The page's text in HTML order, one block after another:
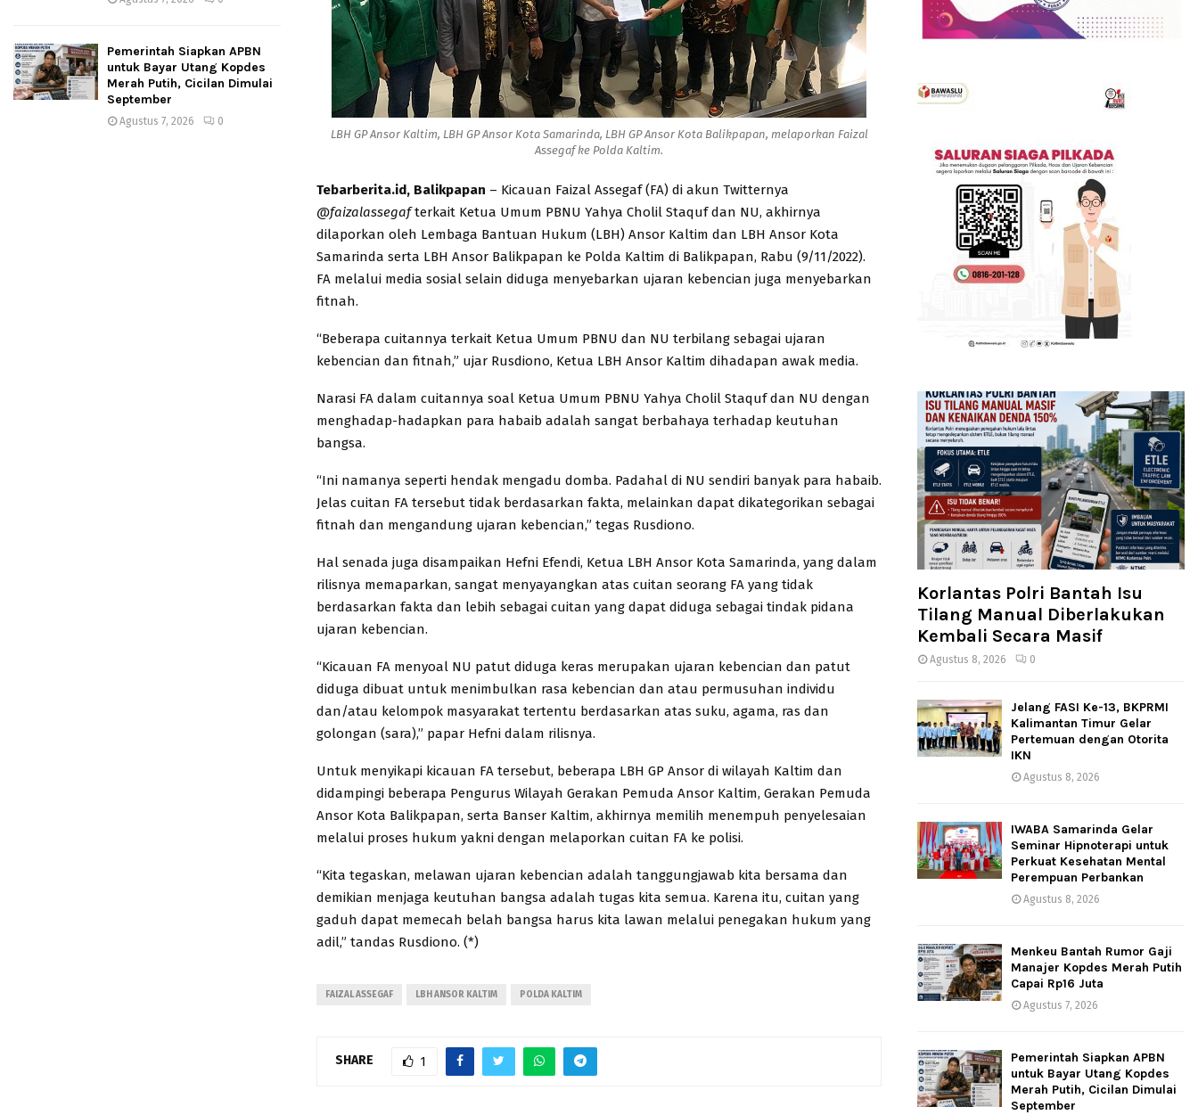
LBH GP Ansor Kaltim, LBH GP Ansor Kota Samarinda, LBH GP Ansor Kota Balikpapan, melaporkan Faizal
Assegaf ke Polda Kaltim.
Tebarberita.id, Balikpapan – Kicauan Faizal Assegaf (FA) di akun Twitternya
@faizalassegafterkait Ketua Umum PBNU Yahya Cholil Staquf dan NU, akhirnya
dilaporkan oleh Lembaga Bantuan Hukum (LBH) Ansor Kaltim dan LBH Ansor Kota
Samarinda serta LBH Ansor Balikpapan ke Polda Kaltim di Balikpapan, Rabu (9/11/2022).
FA melalui media sosial selain diduga menyebarkan ujaran kebencian juga menyebarkan
fitnah.
“Beberapa cuitannya terkait Ketua Umum PBNU dan NU terbilang sebagai ujaran
kebencian dan fitnah,” ujar Rusdiono, Ketua LBH Ansor Kaltim dihadapan awak media.
Narasi FA dalam cuitannya soal Ketua Umum PBNU Yahya Cholil Staquf dan NU dengan
menghadap-hadapkan para habaib adalah sangat berbahaya terhadap keutuhan
bangsa.
“Ini namanya seperti hendak mengadu domba. Padahal di NU sendiri banyak para habaib.
Jelas cuitan FA tersebut tidak berdasarkan fakta, melainkan dapat dikategorikan sebagai
fitnah dan mengandung ujaran kebencian,” tegas Rusdiono.
Hal senada juga disampaikan Hefni Efendi, Ketua LBH Ansor Kota Samarinda, yang dalam
rilisnya memaparkan, sangat menyayangkan atas cuitan seorang FA yang tidak
berdasarkan fakta dan lebih sebagai cuitan yang dapat diduga sebagai tindak pidana
ujaran kebencian.
“Kicauan FA menyoal NU patut diduga keras merupakan ujaran kebencian dan patut
diduga dibuat untuk menimbulkan rasa kebencian dan atau permusuhan individu
dan/atau kelompok masyarakat tertentu berdasarkan atas suku, agama, ras dan
golongan (sara),” papar Hefni dalam rilisnya.
Untuk menyikapi kicauan FA tersebut, beberapa LBH GP Ansor di wilayah Kaltim dan
didampingi beberapa Pengurus Wilayah Gerakan Pemuda Ansor Kaltim, Gerakan Pemuda
Ansor Kota Balikpapan, serta Banser Kaltim, akhirnya memilih menempuh penyelesaian
melalui proses hukum yakni dengan melaporkan cuitan FA ke polisi.
“Kita tegaskan, melawan ujaran kebencian adalah tanggungjawab kita bersama dan
demikian menjaga keutuhan bangsa adalah tugas kita semua. Karena itu, cuitan yang
gaduh dapat memecah belah bangsa harus kita lawan melalui penegakan hukum yang
adil,” tandas Rusdiono. (*)
FAIZAL ASSEGAF LBH ANSOR KALTIM POLDA KALTIM
SHARE 1
Pemerintah Siapkan APBN
untuk Bayar Utang Kopdes
Merah Putih, Cicilan Dimulai
September
Agustus 7, 2026 0
Korlantas Polri Bantah Isu
Tilang Manual Diberlakukan
Kembali Secara Masif
Agustus 8, 2026 0
Jelang FASI Ke-13, BKPRMI
Kalimantan Timur Gelar
Pertemuan dengan Otorita
IKN
Agustus 8, 2026
IWABA Samarinda Gelar
Seminar Hipnoterapi untuk
Perkuat Kesehatan Mental
Perempuan Perbankan
Agustus 8, 2026
Menkeu Bantah Rumor Gaji
Manajer Kopdes Merah Putih
Capai Rp16 Juta
Agustus 7, 2026
Pemerintah Siapkan APBN
untuk Bayar Utang Kopdes
Merah Putih, Cicilan Dimulai
September